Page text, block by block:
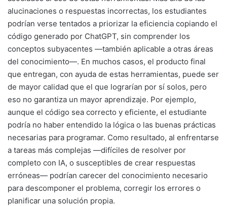
alucinaciones o respuestas incorrectas, los estudiantes
podrían verse tentados a priorizar la eficiencia copiando el
código generado por ChatGPT, sin comprender los
conceptos subyacentes —también aplicable a otras áreas
del conocimiento—. En muchos casos, el producto final
que entregan, con ayuda de estas herramientas, puede ser
de mayor calidad que el que lograrían por sí solos, pero
eso no garantiza un mayor aprendizaje. Por ejemplo,
aunque el código sea correcto y eficiente, el estudiante
podría no haber entendido la lógica o las buenas prácticas
necesarias para programar. Como resultado, al enfrentarse
a tareas más complejas —difíciles de resolver por
completo con IA, o susceptibles de crear respuestas
erróneas— podrían carecer del conocimiento necesario
para descomponer el problema, corregir los errores o
planificar una solución propia.